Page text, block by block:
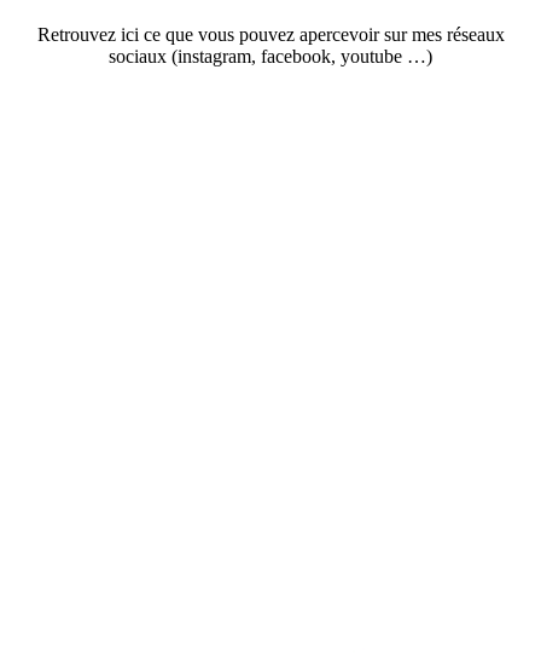
Retrouvez ici ce que vous pouvez apercevoir sur mes réseaux
sociaux (instagram, facebook, youtube …)